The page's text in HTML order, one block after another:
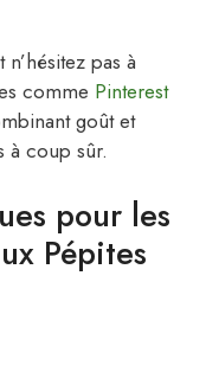
pas à
comme Pinterest
goût et
à coup sûr.
pour les
Pépites